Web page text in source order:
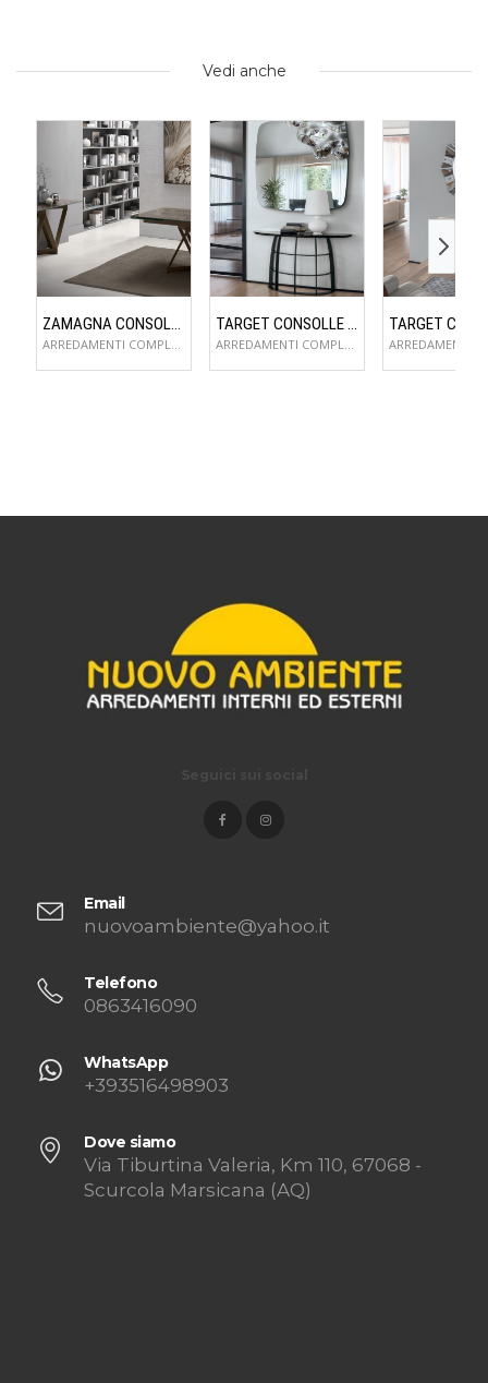
Vedi anche
ZAMAGNA CONSOLLE FLAME
ARREDAMENTI COMPLEMENTI D'ARREDO
TARGET CONSOLLE COSMOS
ARREDAMENTI COMPLEMENTI D'ARREDO
Email
nuovoambiente@yahoo.it
Telefono
0863416090
WhatsApp
+393516498903
Dove siamo
Via Tiburtina Valeria, Km 110, 67068 -
Scurcola Marsicana (AQ)